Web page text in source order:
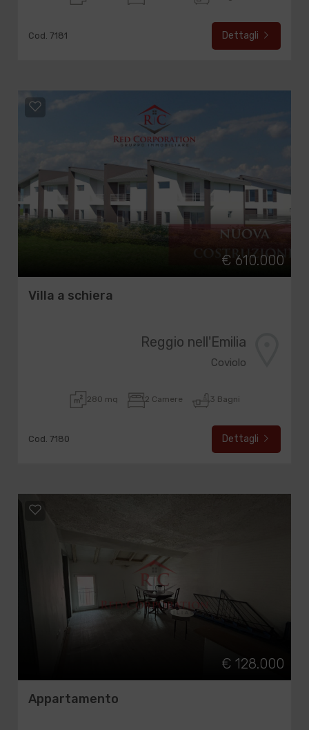
Cod. 7181 Dettagli
€ 610.000
Villa a schiera
Reggio nell'Emilia
Coviolo
280 mq 2 Camere 3 Bagni
Cod. 7180 Dettagli
€ 128.000
Appartamento